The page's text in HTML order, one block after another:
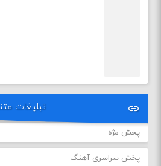
تبلیغات
پخش مژه
پخش سراسری آهنگ